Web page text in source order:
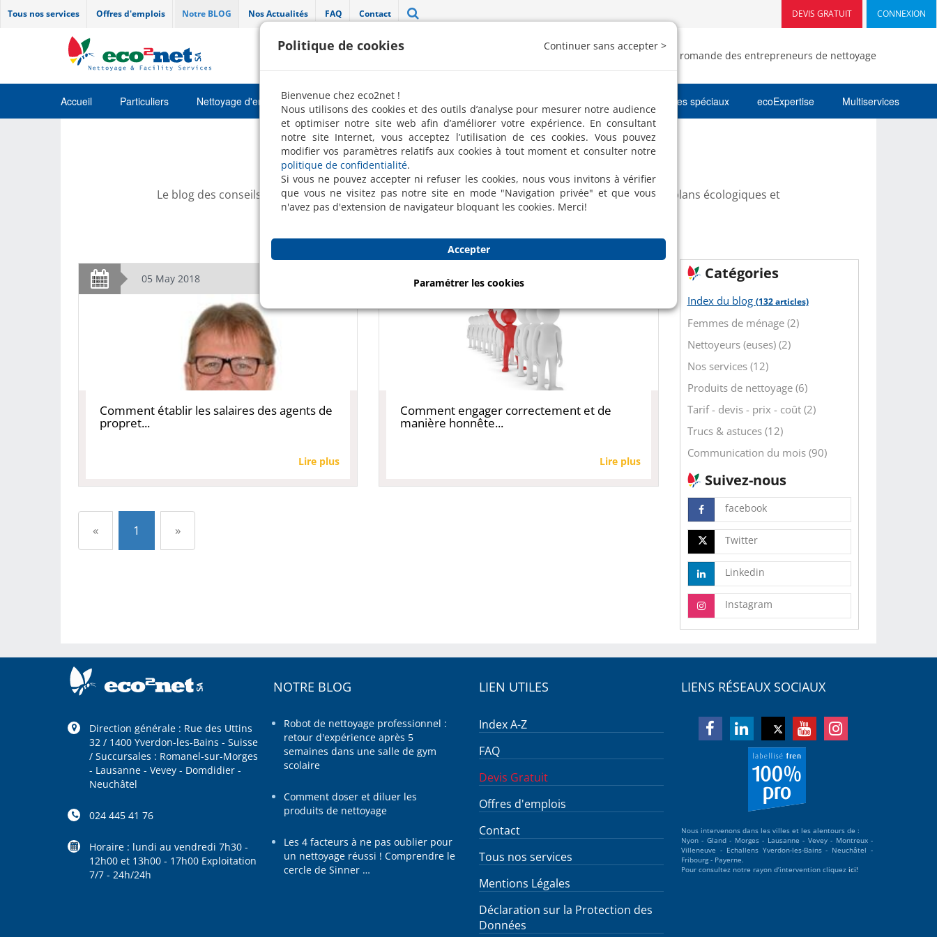
Tous nos services Offres d'emplois Notre BLOG Nos Actualités FAQ Contact CONNEXION
DEVIS GRATUIT
"Label 100 % pro" décerné par la FREN - Fédération romande des entrepreneurs de nettoyage
Accueil Particuliers Nettoyage d'entretien Robots de nettoyage Nettoyages spéciaux ecoExpertise Multiservices
Entreprise de nettoyage "Le Blog"
Simplifiez vous le quotidien !
Le blog des conseils pertinents pour entretenir ses locaux, faire des économies, trouver des bons plans écologiques et
pratiques.
05 May 2018
Comment établir les salaires des agents de
propret...
Lire plus
05 Oct 2017
Comment engager correctement et de
manière honnête...
Lire plus
«Précédent
1 »Suivant
Catégories
Index du blog (132 articles)
Femmes de ménage (2)
Nettoyeurs (euses) (2)
Nos services (12)
Produits de nettoyage (6)
Tarif - devis - prix - coût (2)
Trucs & astuces (12)
Communication du mois (90)
Suivez-nous
facebook
Twitter
Linkedin
Instagram
Direction générale : Rue des Uttins
32 / 1400 Yverdon-les-Bains - Suisse
/ Succursales : Romanel-sur-Morges
- Lausanne - Vevey - Domdidier -
Neuchâtel
024 445 41 76
Horaire : lundi au vendredi 7h30 -
12h00 et 13h00 - 17h00 Exploitation
7/7 - 24h/24h
NOTRE BLOG
Robot de nettoyage professionnel :
retour d'expérience après 5
semaines dans une salle de gym
scolaire
Comment doser et diluer les
produits de nettoyage
Les 4 facteurs à ne pas oublier pour
un nettoyage réussi ! Comprendre le
cercle de Sinner …
LIEN UTILES
Index A-Z
FAQ
Devis Gratuit
Offres d'emplois
Contact
Tous nos services
Mentions Légales
Déclaration sur la Protection des
Données
LIENS RÉSEAUX SOCIAUX
Nous intervenons dans les villes et les alentours de :
Nyon - Gland - Morges - Lausanne - Vevey - Montreux -
Villeneuve - Echallens Yverdon-les-Bains - Neuchâtel -
Fribourg - Payerne.
Pour consultez notre rayon d’intervention cliquez ici!
Politique de cookies Continuer sans accepter >
Bienvenue chez eco2net !
Nous utilisons des cookies et des outils d’analyse pour mesurer notre audience
et optimiser notre site web afin d’améliorer votre expérience. En consultant
notre site Internet, vous acceptez l’utilisation de ces cookies. Vous pouvez
modifier vos paramètres relatifs aux cookies à tout moment et consulter notre
politique de confidentialité.
Si vous ne pouvez accepter ni refuser les cookies, nous vous invitons à vérifier
que vous ne visitez pas notre site en mode "Navigation privée" et que vous
n'avez pas d'extension de navigateur bloquant les cookies. Merci!
Accepter
Paramétrer les cookies